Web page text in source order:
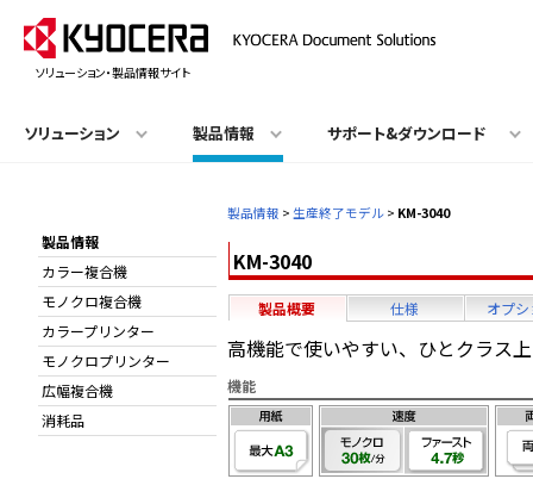
ソリューション・製品情報サイト
ソリューション 製品情報 サポート&ダウンロード
製品情報
カラー複合機
モノクロ複合機
カラープリンター
モノクロプリンター
広幅複合機
消耗品
製品情報 > 生産終了モデル > KM-3040
KM-3040
製品概要 仕様 オプ
高機能で使いやすい、ひとクラス
機能